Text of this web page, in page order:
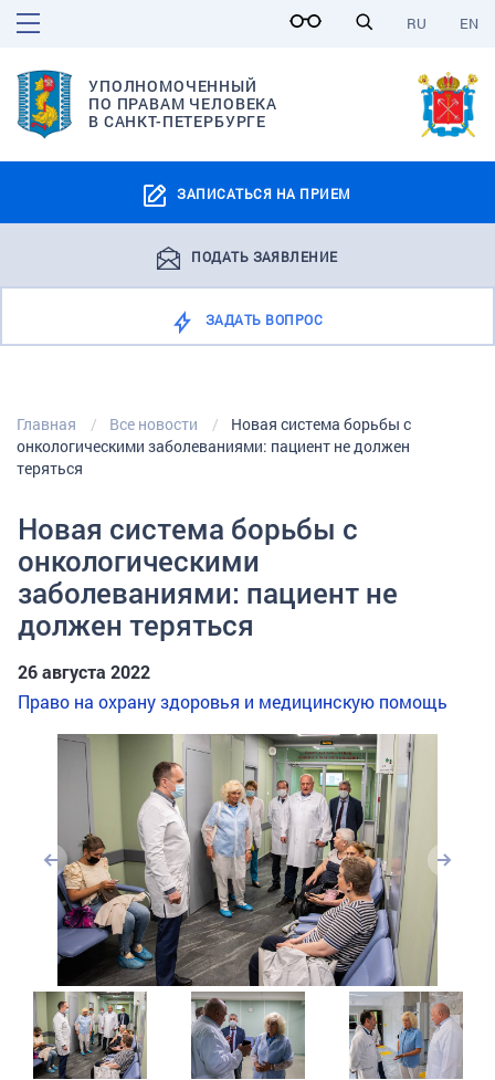
EN
RU
УПОЛНОМОЧЕННЫЙ
ПО ПРАВАМ ЧЕЛОВЕКА
В САНКТ-ПЕТЕРБУРГЕ
ЗАПИСАТЬСЯ НА ПРИЕМ
ПОДАТЬ ЗАЯВЛЕНИЕ
ЗАДАТЬ ВОПРОС
Главная Все новости
Новая система борьбы с
онкологическими заболеваниями: пациент не должен
теряться
Новая система борьбы с
онкологическими
заболеваниями: пациент не
должен теряться
26 августа 2022
Право на охрану здоровья и медицинскую помощь